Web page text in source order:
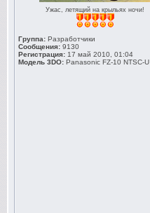
Ужас, летящий на крыльях ночи!
Группа: Разработчики
Сообщения: 9130
Регистрация: 17 май 2010, 01:04
Модель 3DO: Panasonic FZ-10 NTSC-U